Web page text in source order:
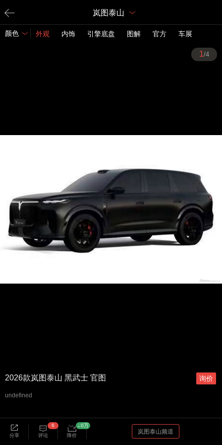
岚图泰山
颜色 外观 内饰 引擎底盘 图解 官方 车展
1/4
2026款岚图泰山 黑武士 官图
undefined
6
分享
评论 降价
0万
岚图泰山频道
询价